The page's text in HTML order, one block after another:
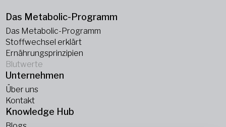
Das Metabolic-Programm
Das Metabolic-Programm
Stoffwechsel erklärt
Ernährungsprinzipien
Blutwerte
Unternehmen
Über uns
Kontakt
Knowledge Hub